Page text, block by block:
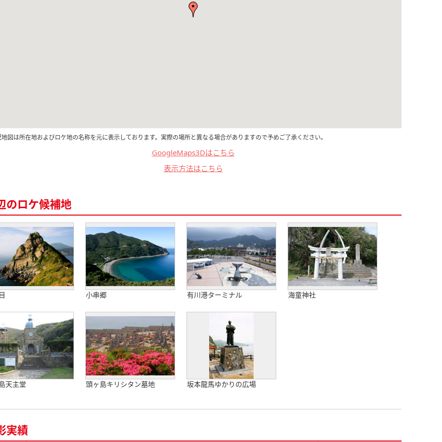
図は所在地およびロケ地の名称を元に表示しております。実際の場所と異なる場合がありますので予めご了承ください。
GoogleMaps3Dはこちら
表示方法はこちら
のロケ候補地
小串郷 有川港ターミナル 海童神社
天主堂 頭ヶ島キリシタン墓地 坂本龍馬ゆかりの広場
実績